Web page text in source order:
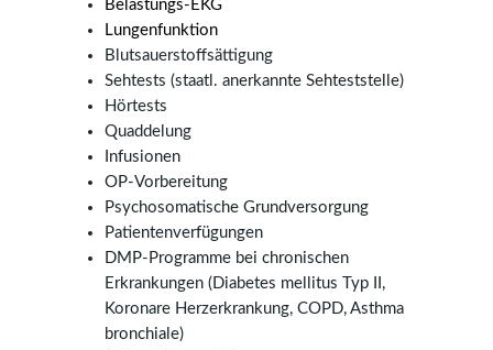
Belastungs-EKG
Lungenfunktion
Blutsauerstoffsättigung
Sehtests (staatl. anerkannte Sehteststelle)
Hörtests
Quaddelung
Infusionen
OP-Vorbereitung
Psychosomatische Grundversorgung
Patientenverfügungen
DMP-Programme bei chronischen
Erkrankungen (Diabetes mellitus Typ II,
Koronare Herzerkrankung, COPD, Asthma
bronchiale)